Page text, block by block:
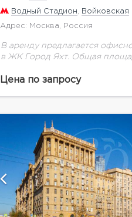
Водный Стадион Войковская
Адрес: Москва, Россия
В аренду предлагается
в ЖК Город Яхт. Общая
помещение в одном этаже -
Цена по запросу